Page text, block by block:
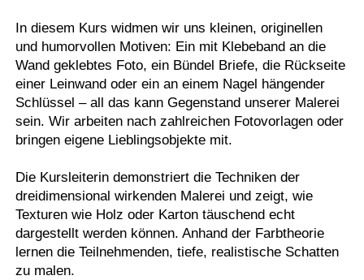
In diesem Kurs widmen wir uns kleinen, originellen
und humorvollen Motiven: Ein mit Klebeband an die
Wand geklebtes Foto, ein Bündel Briefe, die Rückseite
einer Leinwand oder ein an einem Nagel hängender
Schlüssel – all das kann Gegenstand unserer Malerei
sein. Wir arbeiten nach zahlreichen Fotovorlagen oder
bringen eigene Lieblingsobjekte mit.
Die Kursleiterin demonstriert die Techniken der
dreidimensional wirkenden Malerei und zeigt, wie
Texturen wie Holz oder Karton täuschend echt
dargestellt werden können. Anhand der Farbtheorie
lernen die Teilnehmenden, tiefe, realistische Schatten
zu malen.